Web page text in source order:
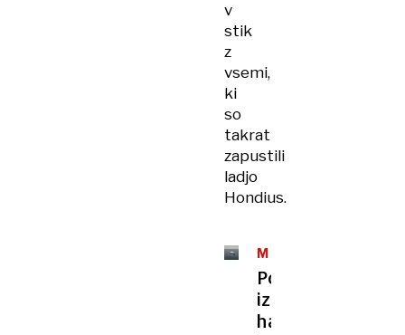
v
stik
z
vsemi,
ki
so
takrat
zapustili
ladjo
Hondius.
MV
HONDIUS
Po
izbruhu
hantavirusa